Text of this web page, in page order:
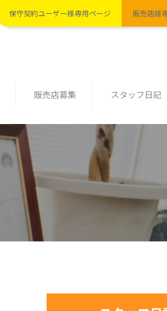
保守契約ユーザー様専用ページ 販売店様
販売店募集 スタッフ日記